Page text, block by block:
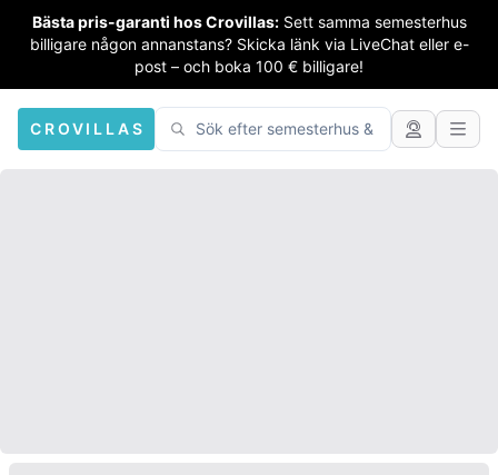
Bästa pris-garanti hos Crovillas: Sett samma semesterhus
billigare någon annanstans? Skicka länk via LiveChat eller e-
post – och boka 100 € billigare!
CROVILLAS